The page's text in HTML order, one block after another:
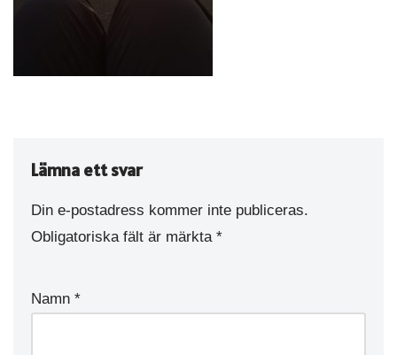
Lämna ett svar
Din e-postadress kommer inte publiceras.
Obligatoriska fält är märkta *
Namn *